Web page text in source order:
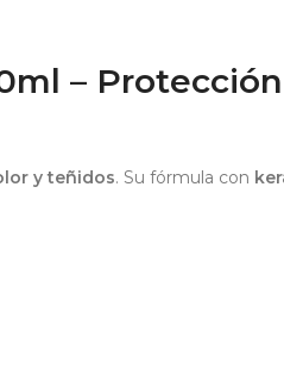
–
y teñidos. Su fórmula con